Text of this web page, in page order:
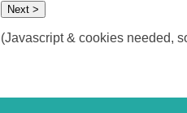
Next >
(Javascript & cookies needed,